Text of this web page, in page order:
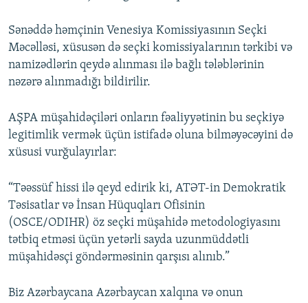
Sənəddə həmçinin Venesiya Komissiyasının Seçki
Məcəlləsi, xüsusən də seçki komissiyalarının tərkibi və
namizədlərin qeydə alınması ilə bağlı tələblərinin
nəzərə alınmadığı bildirilir.
AŞPA müşahidəçiləri onların fəaliyyətinin bu seçkiyə
legitimlik vermək üçün istifadə oluna bilməyəcəyini də
xüsusi vurğulayırlar:
“Təəssüf hissi ilə qeyd edirik ki, ATƏT-in Demokratik
Təsisatlar və İnsan Hüquqları Ofisinin
(OSCE/ODIHR) öz seçki müşahidə metodologiyasını
tətbiq etməsi üçün yetərli sayda uzunmüddətli
müşahidəsçi göndərməsinin qarşısı alınıb.”
Biz Azərbaycana Azərbaycan xalqına və onun